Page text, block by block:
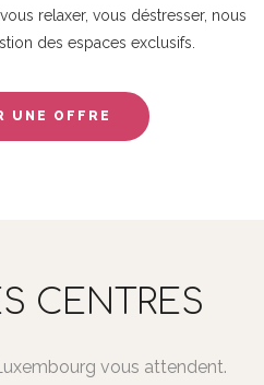
relaxer, vous déstresser, nous
des espaces exclusifs.
UNE OFFRE
CENTRES
vous attendent.